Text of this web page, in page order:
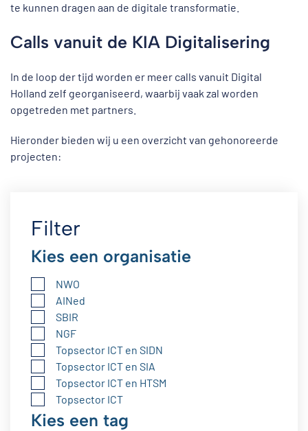
te kunnen dragen aan de digitale transformatie.
Calls vanuit de KIA Digitalisering
In de loop der tijd worden er meer calls vanuit Digital
Holland zelf georganiseerd, waarbij vaak zal worden
opgetreden met partners.
Hieronder bieden wij u een overzicht van gehonoreerde
projecten:
Filter
Kies een organisatie
NWO
AINed
SBIR
NGF
Topsector ICT en SIDN
Topsector ICT en SIA
Topsector ICT en HTSM
Topsector ICT
Kies een tag